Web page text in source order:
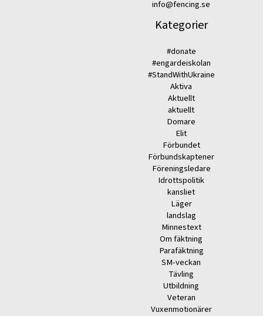
info@fencing.se
Kategorier
#donate
#engardeiskolan
#StandWithUkraine
Aktiva
Aktuellt
aktuellt
Domare
Elit
Förbundet
Förbundskaptener
Föreningsledare
Idrottspolitik
kansliet
Läger
landslag
Minnestext
Om fäktning
Parafäktning
SM-veckan
Tävling
Utbildning
Veteran
Vuxenmotionärer